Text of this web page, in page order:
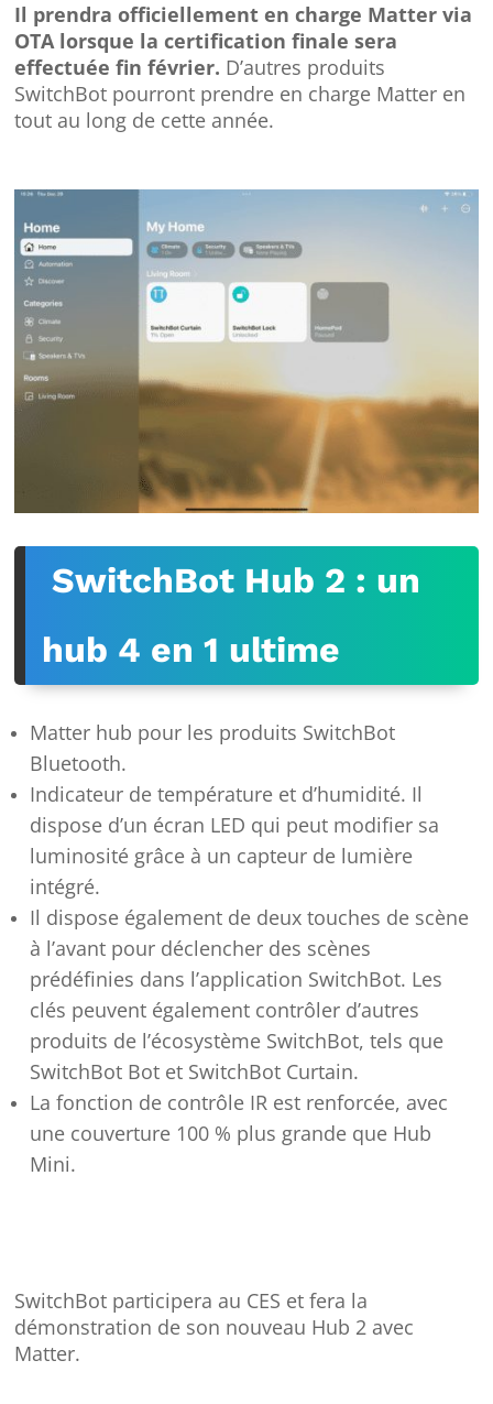
Il prendra officiellement en charge Matter via
OTA lorsque la certification finale sera
effectuée fin février. D’autres produits
SwitchBot pourront prendre en charge Matter en
tout au long de cette année.
SwitchBot Hub 2 : un
hub 4 en 1 ultime
Matter hub pour les produits SwitchBot
Bluetooth.
Indicateur de température et d’humidité. Il
dispose d’un écran LED qui peut modifier sa
luminosité grâce à un capteur de lumière
intégré.
Il dispose également de deux touches de scène
à l’avant pour déclencher des scènes
prédéfinies dans l’application SwitchBot. Les
clés peuvent également contrôler d’autres
produits de l’écosystème SwitchBot, tels que
SwitchBot Bot et SwitchBot Curtain.
La fonction de contrôle IR est renforcée, avec
une couverture 100 % plus grande que Hub
Mini.
SwitchBot participera au CES et fera la
démonstration de son nouveau Hub 2 avec
Matter.